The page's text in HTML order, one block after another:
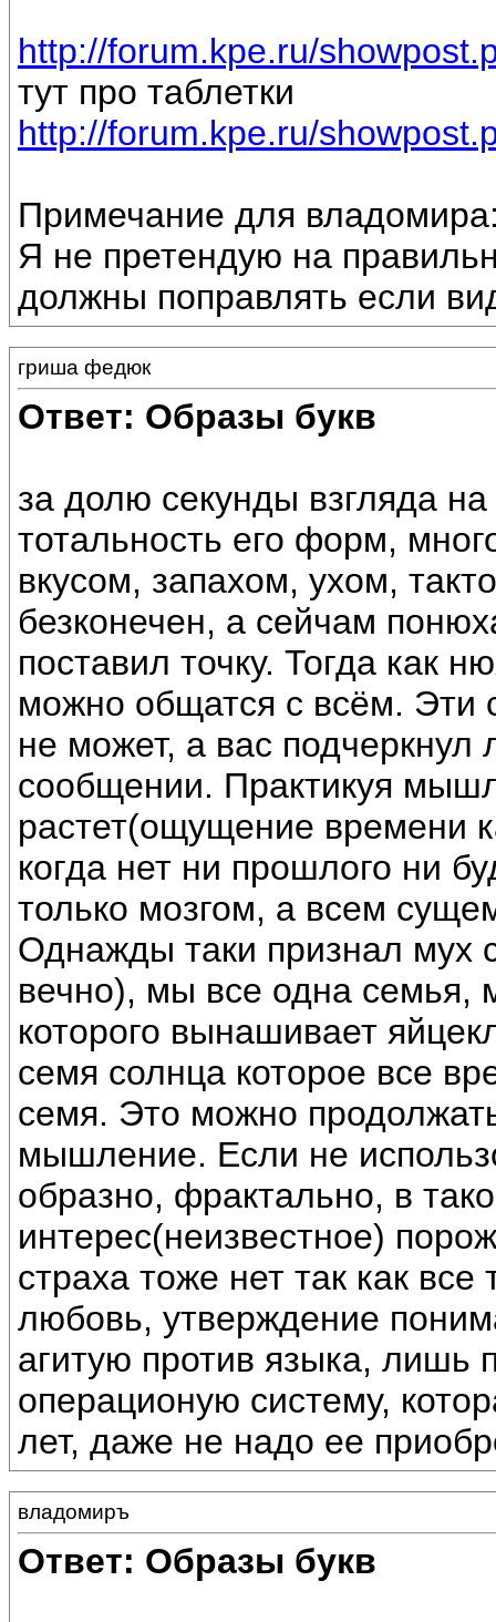
http://forum.kpe.ru/
тут про таблетки
http://forum.kpe.ru/
Примечание для
Я не претендую на
должны поправлять если
гриша федюк
Ответ: Образы букв
за долю секунды взгляда
тотальность его форм,
вкусом, запахом, ухом,
безконечен, а сейчам
поставил точку. Тогда как
можно общатся с всём. Эти
не может, а вас
сообщении. Практикуя
растет(ощущение времени
когда нет ни прошлого ни
только мозгом, а всем
Однажды таки признал мух
вечно), мы все одна семья,
которого вынашивает
семя солнца которое все
семя. Это можно
мышление. Если не
образно, фрактально, в
интерес(неизвестное)
страха тоже нет так как
любовь, утверждение
агитую против языка,
операционую систему,
лет, даже не надо ее
владомиръ
Ответ: Образы букв